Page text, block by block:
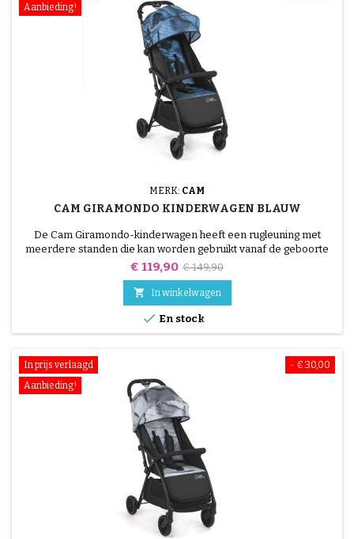
Aanbieding!
MERK: CAM
CAM GIRAMONDO KINDERWAGEN BLAUW
De Cam Giramondo-kinderwagen heeft een rugleuning met
meerdere standen die kan worden gebruikt vanaf de geboorte
tot 36 maanden.
Prijs
€ 119,90 Normale
prijs
€ 149,90
 In winkelwagen
 En stock
- € 30,00
In prijs verlaagd
Aanbieding!